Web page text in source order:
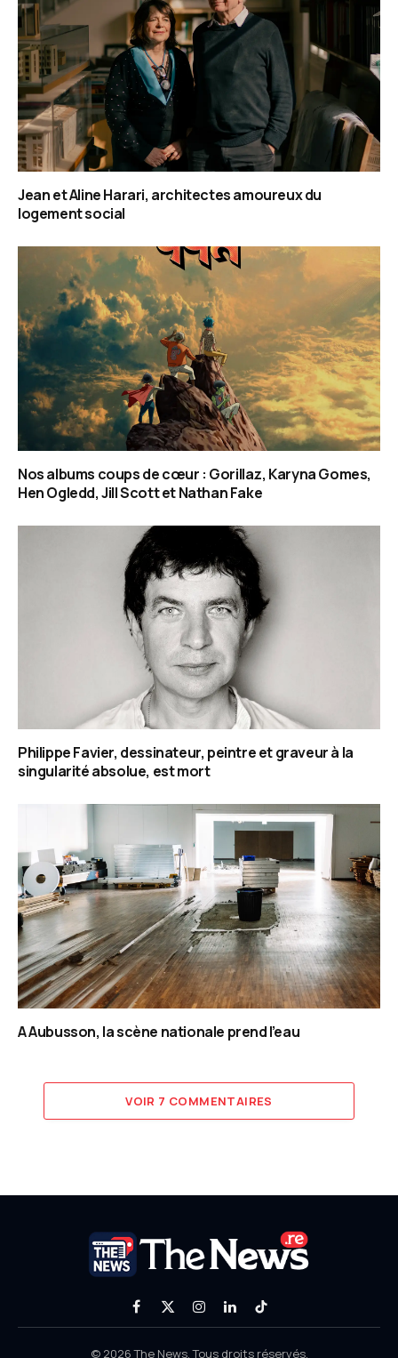
Jean et Aline Harari, architectes amoureux du
logement social
Nos albums coups de cœur : Gorillaz, Karyna Gomes,
Hen Ogledd, Jill Scott et Nathan Fake
Philippe Favier, dessinateur, peintre et graveur à la
singularité absolue, est mort
A Aubusson, la scène nationale prend l’eau
VOIR 7 COMMENTAIRES
Facebook
X
(Twitter)
Instagram
LinkedInTikTok
© 2026 The News. Tous droits réservés.